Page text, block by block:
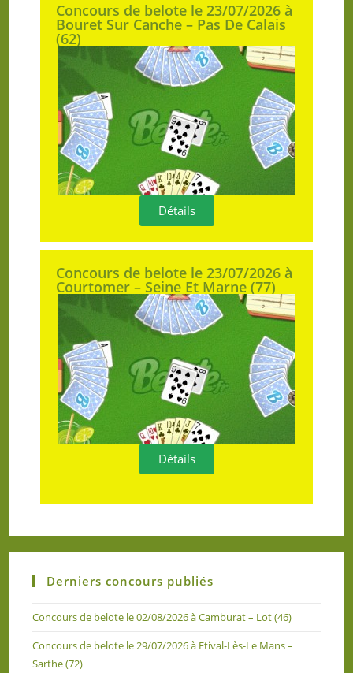
Concours de belote le 23/07/2026 à
Bouret Sur Canche – Pas De Calais
(62)
Détails
Concours de belote le 23/07/2026 à
Courtomer – Seine Et Marne (77)
Détails
Derniers concours publiés
Concours de belote le 02/08/2026 à Camburat – Lot (46)
Concours de belote le 29/07/2026 à Etival-Lès-Le Mans –
Sarthe (72)